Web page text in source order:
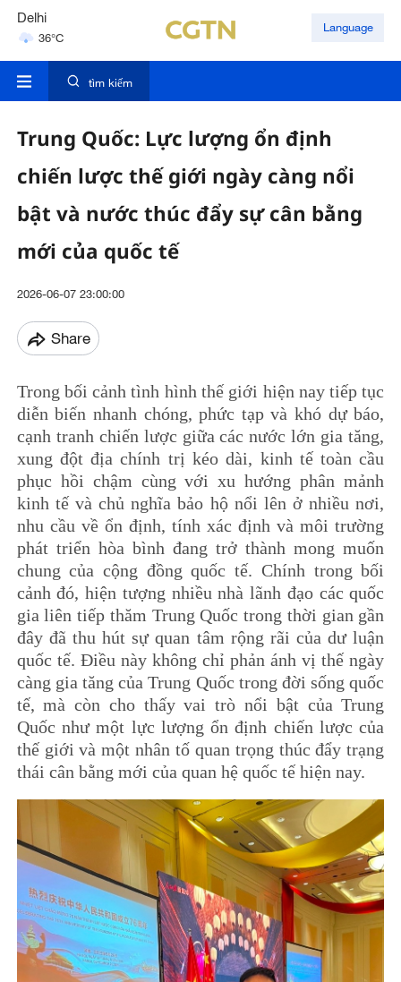
Delhi
36°C
Hyderabad
Language
tìm kiếm
Trung Quốc: Lực lượng ổn định
chiến lược thế giới ngày càng nổi
bật và nước thúc đẩy sự cân bằng
mới của quốc tế
2026-06-07 23:00:00
Share
Trong bối cảnh tình hình thế giới hiện nay tiếp tục
diễn biến nhanh chóng, phức tạp và khó dự báo,
cạnh tranh chiến lược giữa các nước lớn gia tăng,
xung đột địa chính trị kéo dài, kinh tế toàn cầu
phục hồi chậm cùng với xu hướng phân mảnh
kinh tế và chủ nghĩa bảo hộ nổi lên ở nhiều nơi,
nhu cầu về ổn định, tính xác định và môi trường
phát triển hòa bình đang trở thành mong muốn
chung của cộng đồng quốc tế. Chính trong bối
cảnh đó, hiện tượng nhiều nhà lãnh đạo các quốc
gia liên tiếp thăm Trung Quốc trong thời gian gần
đây đã thu hút sự quan tâm rộng rãi của dư luận
quốc tế. Điều này không chỉ phản ánh vị thế ngày
càng gia tăng của Trung Quốc trong đời sống quốc
tế, mà còn cho thấy vai trò nổi bật của Trung
Quốc như một lực lượng ổn định chiến lược của
thế giới và một nhân tố quan trọng thúc đẩy trạng
thái cân bằng mới của quan hệ quốc tế hiện nay.